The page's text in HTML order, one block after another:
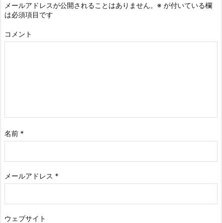
メールアドレスが公開されることはありません。 ※ が付いている欄
は必須項目です
コメント
名前 *
メールアドレス *
ウェブサイト